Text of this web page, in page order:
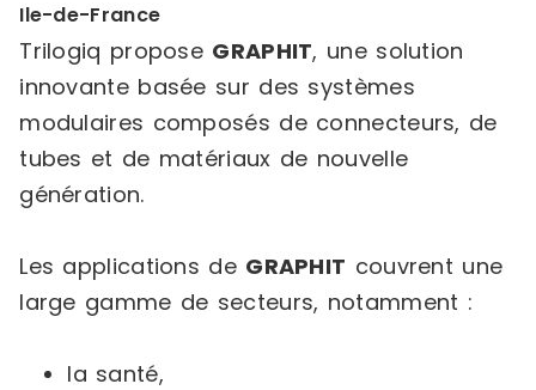
Ile-de-France
Trilogiq propose GRAPHIT, une solution
innovante basée sur des systèmes
modulaires composés de connecteurs, de
tubes et de matériaux de nouvelle
génération.
Les applications de GRAPHIT couvrent une
large gamme de secteurs, notamment :
la santé,